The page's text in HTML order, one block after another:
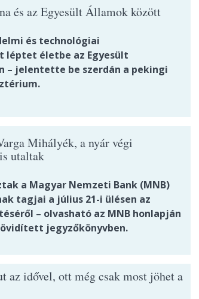
és az Egyesült Államok között
és technológiai
léptet életbe az Egyesült
– jelentette be szerdán a pekingi
Mihályék, a nyár végi
utaltak
a Magyar Nemzeti Bank (MNB)
tagjai a július 21-i ülésen az
– olvasható az MNB honlapján
jegyzőkönyvben.
az idővel, ott még csak most jöhet a